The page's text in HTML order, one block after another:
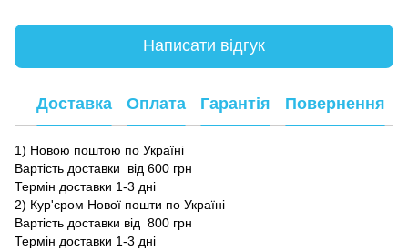
Написати відгук
Доставка Оплата Гарантія Повернення
1) Новою поштою по Україні
Вартість доставки від 600 грн
Термін доставки 1-3 дні
2) Кур'єром Нової пошти по Україні
Вартість доставки від 800 грн
Термін доставки 1-3 дні